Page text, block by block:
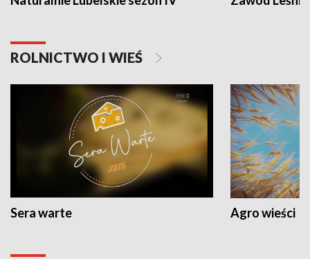
ROLNICTWO I WIEŚ
Sera warte Agro wieści